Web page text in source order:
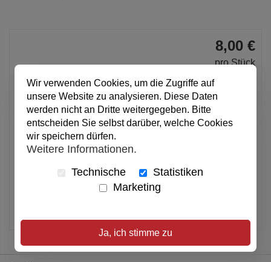
8,00 €
pro Stück
Anzahl
In den Warenkorb
Wir verwenden Cookies, um die Zugriffe auf
unsere Website zu analysieren. Diese Daten
werden nicht an Dritte weitergegeben. Bitte
entscheiden Sie selbst darüber, welche Cookies
wir speichern dürfen.
Weitere Informationen.
Technische
Statistiken
Marketing
Ja, ich stimme zu